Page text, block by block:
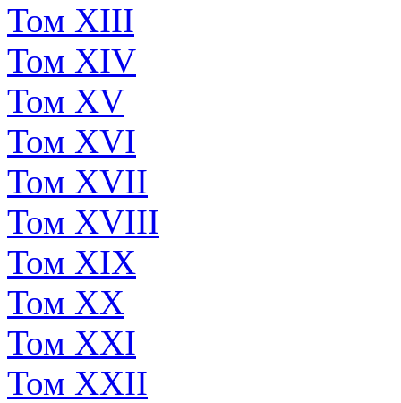
Том XIII
Том XIV
Том XV
Том XVI
Том XVII
Том XVIII
Том XIX
Том XX
Том XXI
Том XXII